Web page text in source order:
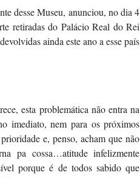
desse Museu, anunciou, no dia 4
retiradas do Palácio Real do Rei
ainda este ano a esse país
esta problemática não entra na
imediato, nem para os próximos
e, penso, acham que não
pa cossa…atitude infelizmente
porque é de todos sabido que